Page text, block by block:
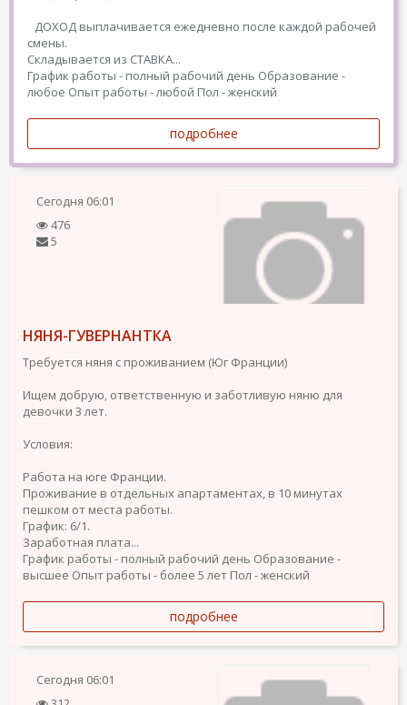
ДОХОД выплачивается ежедневно после каждой рабочей
смены.
Складывается из СТАВКА...
График работы - полный рабочий день Образование -
любое Опыт работы - любой Пол - женский
подробнее
Сегодня 06:01
476
5
НЯНЯ-ГУВЕРНАНТКА
Требуется няня с проживанием (Юг Франции)
Ищем добрую, ответственную и заботливую няню для
девочки 3 лет.
Условия:
Работа на юге Франции.
Проживание в отдельных апартаментах, в 10 минутах
пешком от места работы.
График: 6/1.
Заработная плата...
График работы - полный рабочий день Образование -
высшее Опыт работы - более 5 лет Пол - женский
подробнее
Сегодня 06:01